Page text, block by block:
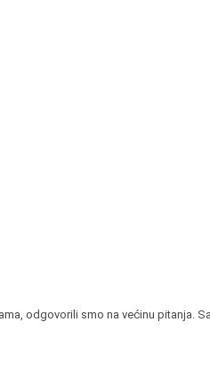
odgovorili smo na većinu pitanja.